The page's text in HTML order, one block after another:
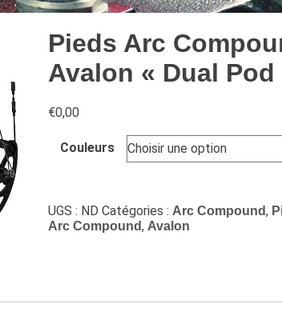
Pieds Arc
Avalon « Dual Pod
€0,00
Couleurs
UGS : ND Catégories : Arc Compound,
Arc Compound, Avalon